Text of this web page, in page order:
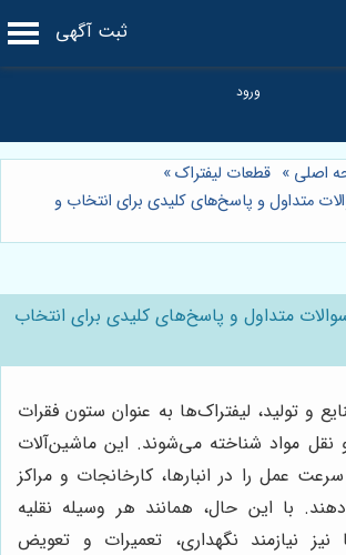
ثبت آگهی
اصلی » قطعات لیفتراک»
متداول و پاسخ‌های کلیدی برای انتخاب و
متداول و پاسخ‌های کلیدی برای انتخاب
و تولید، لیفتراک‌ها به عنوان ستون فقرات
مواد شناخته می‌شوند. این ماشین‌آلات
عمل را در انبارها، کارخانجات و مراکز
با این حال، همانند هر وسیله نقلیه
نیز نیازمند نگهداری، تعمیرات و تعویض